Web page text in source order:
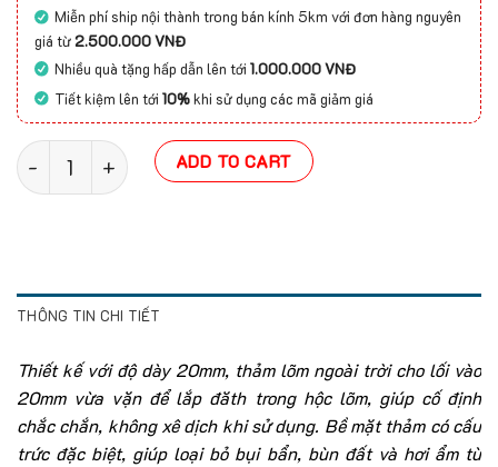
Miễn phí ship nội thành trong bán kính 5km với đơn hàng nguyên
giá từ2.500.000 VNĐ
Nhiều quà tặng hấp dẫn lên tới1.000.000 VNĐ
Tiết kiệm lên tới10%khi sử dụng các mã giảm giá
Thảm lõm ngoài trời cho lối vào 20mm quantity
ADD TO CART
THÔNG TIN CHI TIẾT
Thiết kế với độ dày 20mm, thảm lõm ngoài trời cho lối vào
20mm vừa vặn để lắp đăth trong hộc lõm, giúp cố định
chắc chắn, không xê dịch khi sử dụng. Bề mặt thảm có cấu
trức đặc biệt, giúp loại bỏ bụi bẩn, bùn đất và hơi ẩm từ